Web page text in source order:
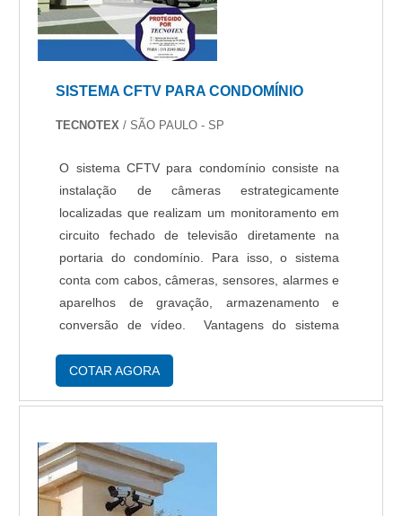
SISTEMA CFTV PARA CONDOMÍNIO
TECNOTEX/ SÃO PAULO - SP
O sistema CFTV para condomínio consiste na
instalação de câmeras estrategicamente
localizadas que realizam um monitoramento em
circuito fechado de televisão diretamente na
portaria do condomínio. Para isso, o sistema
conta com cabos, câmeras, sensores, alarmes e
aparelhos de gravação, armazenamento e
conversão de vídeo. Vantagens do sistema
possível instalar câmeras com tecnologia
COTAR AGORA